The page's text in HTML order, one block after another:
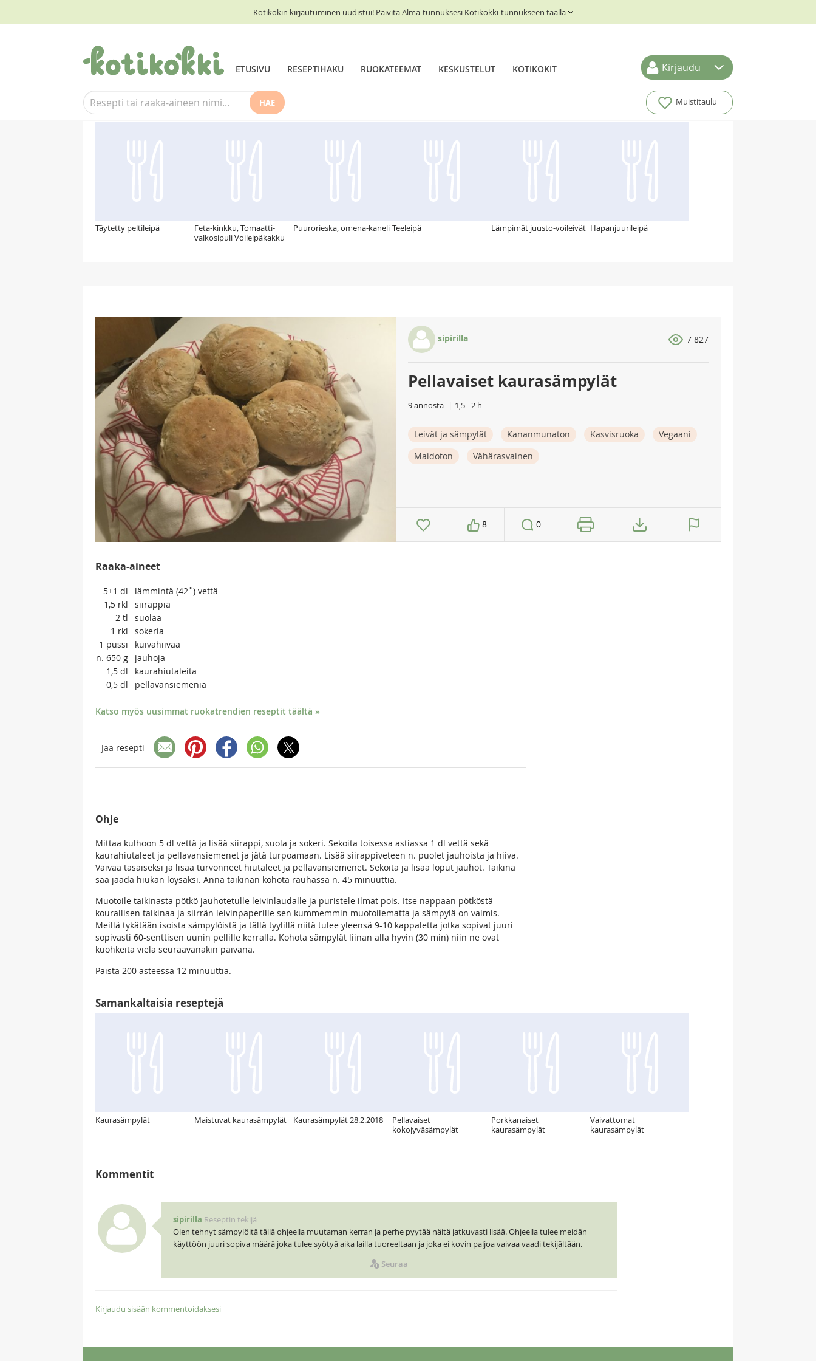
Kotikokin kirjautuminen uudistui! Päivitä Alma-tunnuksesi Kotikokki-tunnukseen täällä
ETUSIVU RESEPTIHAKU RUOKATEEMAT KESKUSTELUT KOTIKOKIT Kirjaudu
HAE Muistitaulu
Suosittelemme myös
Täytetty peltileipä
Feta-kinkku, Tomaatti-
valkosipuli Voileipäkakku
Puurorieska, omena-kaneli Teeleipä Lämpimät juusto-voileivät Hapanjuurileipä
sipirilla 7 827
Pellavaiset kaurasämpylät
9 annosta 1,5 - 2 h
Leivät ja sämpylät Kananmunaton Kasvisruoka
Vegaani
Maidoton
Vähärasvainen
8 0
Raaka-aineet
5+1 dl
lämmintä (42˚) vettä
1,5 rkl
siirappia
2 tl
suolaa
1 rkl
sokeria
1 pussi
kuivahiivaa
n. 650 g
jauhoja
1,5 dl
kaurahiutaleita
0,5 dl pellavansiemeniä
Katso myös uusimmat ruokatrendien reseptit täältä »
Jaa resepti
Ohje
Mittaa kulhoon 5 dl vettä ja lisää siirappi, suola ja sokeri. Sekoita toisessa astiassa 1 dl vettä sekä
kaurahiutaleet ja pellavansiemenet ja jätä turpoamaan. Lisää siirappiveteen n. puolet jauhoista ja hiiva.
Vaivaa tasaiseksi ja lisää turvonneet hiutaleet ja pellavansiemenet. Sekoita ja lisää loput jauhot. Taikina
saa jäädä hiukan löysäksi. Anna taikinan kohota rauhassa n. 45 minuuttia.
Muotoile taikinasta pötkö jauhotetulle leivinlaudalle ja puristele ilmat pois. Itse nappaan pötköstä
kourallisen taikinaa ja siirrän leivinpaperille sen kummemmin muotoilematta ja sämpylä on valmis.
Meillä tykätään isoista sämpylöistä ja tällä tyylillä niitä tulee yleensä 9-10 kappaletta jotka sopivat juuri
sopivasti 60-senttisen uunin pellille kerralla. Kohota sämpylät liinan alla hyvin (30 min) niin ne ovat
kuohkeita vielä seuraavanakin päivänä.
Paista 200 asteessa 12 minuuttia.
Samankaltaisia reseptejä
Kaurasämpylät Maistuvat kaurasämpylät Kaurasämpylät 28.2.2018
Pellavaiset
kokojyväsämpylät
Porkkanaiset
kaurasämpylät
Vaivattomat
kaurasämpylät
Kommentit
sipirilla Reseptin tekijä
Olen tehnyt sämpylöitä tällä ohjeella muutaman kerran ja perhe pyytää näitä jatkuvasti lisää. Ohjeella tulee meidän
käyttöön juuri sopiva määrä joka tulee syötyä aika lailla tuoreeltaan ja joka ei kovin paljoa vaivaa vaadi tekijältään.
Seuraa
Kirjaudu sisään kommentoidaksesi